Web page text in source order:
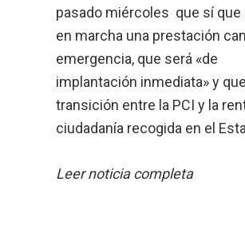
pasado miércoles que sí que
en marcha una prestación
emergencia, que será «de
implantación inmediata» y
transición entre la PCI y la
ciudadanía recogida en el
Leer noticia completa